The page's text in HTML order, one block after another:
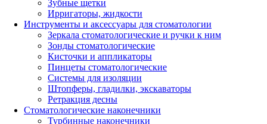
Зубные щетки
Ирригаторы, жидкости
Инструменты и аксессуары для стоматологии
Зеркала стоматологические и ручки к ним
Зонды стоматологические
Кисточки и аппликаторы
Пинцеты стоматологические
Системы для изоляции
Штопферы, гладилки, экскаваторы
Ретракция десны
Стоматологические наконечники
Турбинные наконечники